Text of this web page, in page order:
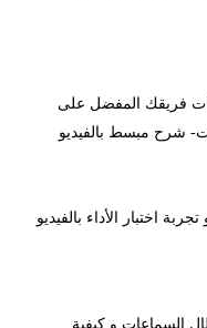
فريقك المفضل على
شرح مبسط بالفيديو
السماعات و كيفية